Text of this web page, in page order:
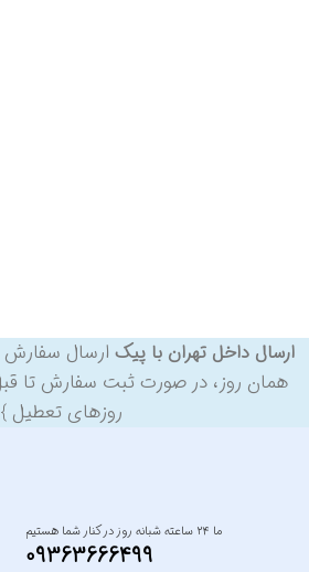
ارسال داخل تهران با پیک
روزهای تعطیل }
ما ۲۴ ساعته شبانه روز در کنار شما هستیم
09363666499